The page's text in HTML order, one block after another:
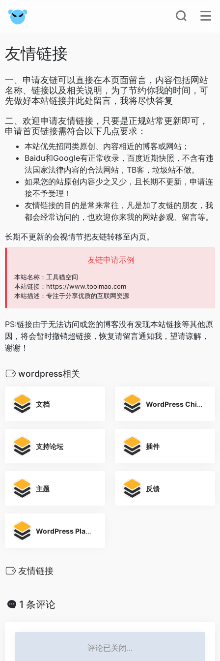
友情链接
一、申请友链可以直接在本页面留言，内容包括网站
名称、链接以及相关说明，为了节约你我的时间，可
先做好本站链接并此处留言，我将尽快答复
二、欢迎申请友情链接，只要是正规站常更新即可，
申请首页链接需符合以下几点要求：
本站优先招同类原创、内容相近的博客或网站；
Baidu和Google有正常收录，百度近期快照，不含有违
法国家法律内容的合法网站，TB客，垃圾站不做。
如果您的站原创内容少之又少，且长期不更新，申请连
接不予受理！
友情链接的目的是常来常往，凡是加了友链的朋友，我
都会经常访问的，也欢迎你来我的网站参观、留言等。
长期不更新的会视情节把友链转移至内页。
友链申请示例
本站名称：工具猫空间
本站链接：https://www.toolmao.com
本站描述：专注于分享优质的互联网资源
PS:链接由于无法访问或您的博客没有发现本站链接等其他原
因，将会暂时撤销超链接，恢复请留言通知我，望请谅解，
谢谢！
wordpress相关
文档 WordPress China 博客
支持论坛 插件
主题 反馈
WordPress Planet
友情链接
1 条评论
评论已关闭...